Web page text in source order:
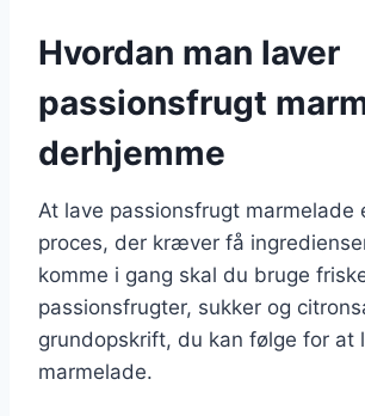
Hvordan man laver
passionsfrugt
derhjemme
At lave passionsfrugt marmelade
proces, der kræver få
komme i gang skal du bruge
passionsfrugter, sukker og
grundopskrift, du kan følge for at
marmelade.